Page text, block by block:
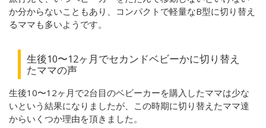
か分からないこともあり、コンパクトで軽量なB型に切り替え
るママも多いようです。
生後10〜12ヶ月でセカンドベビーかに切り替え
たママの声
生後10〜12ヶ月で2台目のベビーカーを購入したママは少な
いという結果になりましたが、この時期に切り替えたママ達
からいくつか理由を頂きました。